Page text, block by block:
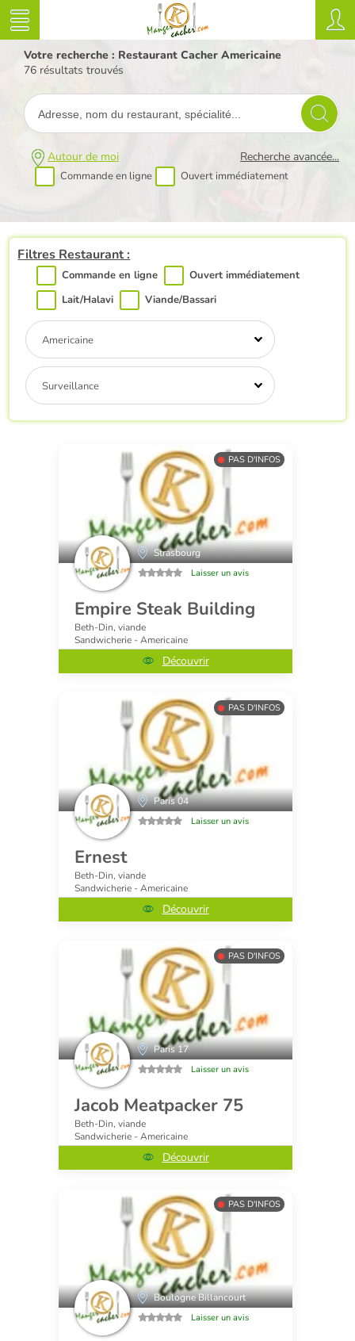
Votre recherche : Restaurant Cacher Americaine
76 résultats trouvés
Autour de moi
Commande en ligne Ouvert immédiatement
Recherche avancée...
Filtres Restaurant :
Commande en ligne
Ouvert immédiatement
Lait/Halavi
Viande/Bassari
Americaine
Surveillance
PAS D'INFOS
Strasbourg
Laisser un avis
Empire Steak Building
Beth-Din, viande
Sandwicherie - Americaine
Découvrir
PAS D'INFOS
Paris 04
Laisser un avis
Ernest
Beth-Din, viande
Sandwicherie - Americaine
Découvrir
PAS D'INFOS
Paris 17
Laisser un avis
Jacob Meatpacker 75
Beth-Din, viande
Sandwicherie - Americaine
Découvrir
PAS D'INFOS
Boulogne Billancourt
Laisser un avis